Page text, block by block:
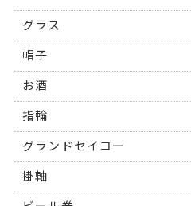
グラス
帽子
お酒
指輪
グランドセイコー
掛軸